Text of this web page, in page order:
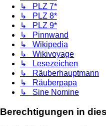
↳ PLZ 7*
↳ PLZ 8*
↳ PLZ 9*
↳ Pinnwand
↳ Wikipedia
↳ Wikivoyage
↳ Lesezeichen
↳ Räuberhauptmann
↳ Räuberpapa
↳ Sine Nomine
Berechtigungen in